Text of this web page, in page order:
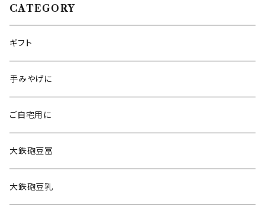
CATEGORY
ギフト
手みやげに
ご自宅用に
大鉄砲豆冨
大鉄砲豆乳